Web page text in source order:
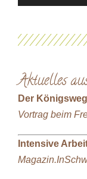
Player
Aktuelles
Der
Vortrag beim
Intensive